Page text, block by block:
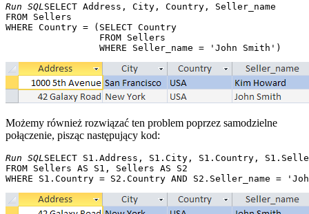
Run SQL SELECT Address, City, Country, Seller_name
FROM Sellers
WHERE Country = (SELECT Country
                 FROM Sellers
Możemy również rozwiązać ten problem poprzez samodzielne
połączenie, pisząc następujący kod:
Run SQL SELECT S1.Address, S1.City, S1.Country,
FROM Sellers AS S1, Sellers AS S2